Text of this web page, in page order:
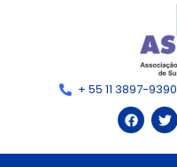
+ 55 11 3897-9390